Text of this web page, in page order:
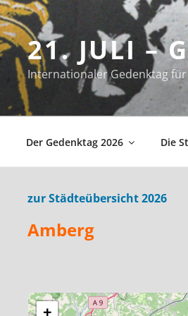
21. JULI –
Internationaler Gedenktag
Der Gedenktag 2026 Die
zur Städteübersicht 2026
Amberg